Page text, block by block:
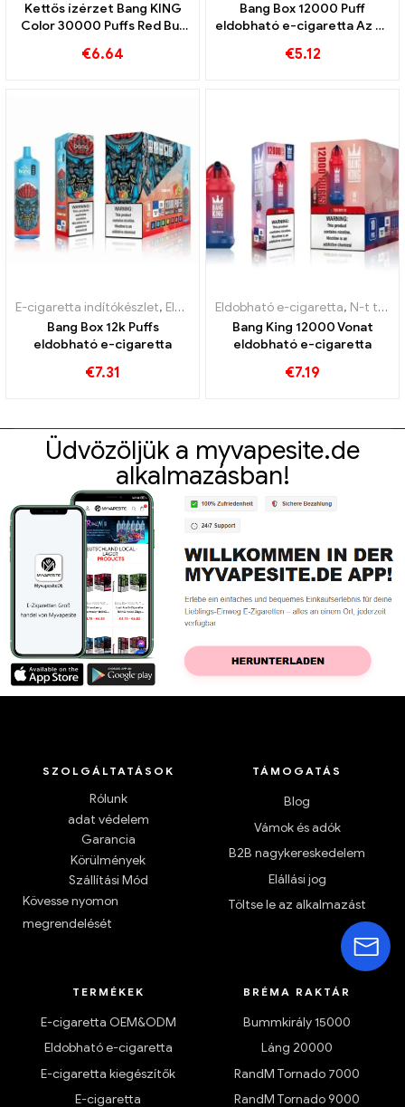
Kettős ízérzet Bang KING
Color 30000 Puffs Red Bull
30000 Szívja az eldobható
€6.64
Bang Box 12000 Puff
eldobható e-cigaretta Az e-
szállítását kínáljuk Európán
€5.12
E-cigaretta indítókészlet, Eldobható e-cigaretta
Bang Box 12k Puffs
eldobható e-cigaretta
€7.31
Eldobható e-cigaretta, N-t tartalmaz
Bang King 12000 Vonat
eldobható e-cigaretta
€7.19
Üdvözöljük a myvapesite.de
alkalmazásban!
SZOLGÁLTATÁSOK
Rólunk
adat védelem
Garancia
Körülmények
Szállítási Mód
Kövesse nyomon
megrendelését
TÁMOGATÁS
Blog
Vámok és adók
B2B nagykereskedelem
Elállási jog
Töltse le az alkalmazást
TERMÉKEK
E-cigaretta OEM&ODM
Eldobható e-cigaretta
E-cigaretta kiegészítők
E-cigaretta
BRÉMA RAKTÁR
Bummkirály 15000
Láng 20000
RandM Tornado 7000
RandM Tornado 9000